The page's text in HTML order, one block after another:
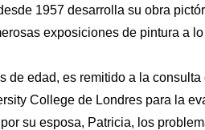
1957 desarrolla su obra
exposiciones de pintura a
de edad, es remitido a la
College de Londres para la
su esposa, Patricia, los